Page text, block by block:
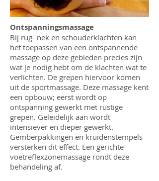
Ontspanningsmassage
Bij rug- nek en schouderklachten kan
het toepassen van een ontspannende
massage op deze gebieden precies zijn
wat je nodig hebt om de klachten wat te
verlichten. De grepen hiervoor komen
uit de sportmassage. Deze massage kent
een opbouw; eerst wordt op
ontspanning gewerkt met rustige
grepen. Geleidelijk aan wordt
intensiever en dieper gewerkt.
Gemberpakkingen en kruidenstempels
versterken dit effect. Een gerichte
voetreflexzonemassage rondt deze
behandeling af.